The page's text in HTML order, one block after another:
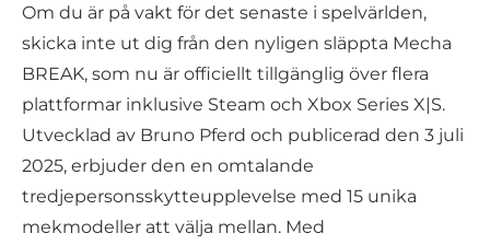
Om du är på vakt för det senaste i spelvärlden,
skicka inte ut dig från den nyligen släppta Mecha
BREAK, som nu är officiellt tillgänglig över flera
plattformar inklusive Steam och Xbox Series X|S.
Utvecklad av Bruno Pferd och publicerad den 3 juli
2025, erbjuder den en omtalande
tredjepersonsskytteupplevelse med 15 unika
mekmodeller att välja mellan. Med